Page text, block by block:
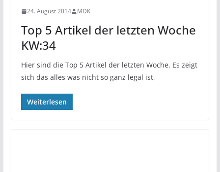
24. August 2014 MDK
Top 5 Artikel der letzten Woche
KW:34
Hier sind die Top 5 Artikel der letzten Woche. Es zeigt
sich das alles was nicht so ganz legal ist,
Weiterlesen